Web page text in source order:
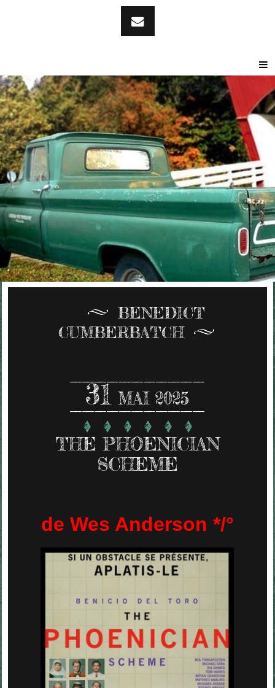
BENEDICT
CUMBERBATCH
31 MAI 2025
THE PHOENICIAN
SCHEME
de Wes Anderson */°